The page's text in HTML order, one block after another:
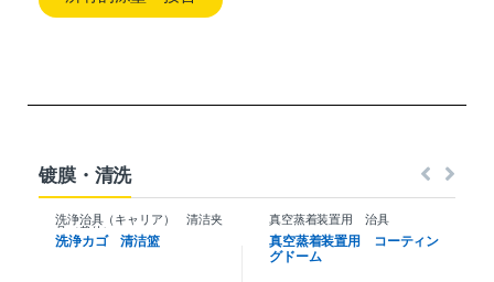
镀膜・清洗
洗浄治具（キャリア） 清洁夹
具（载体）
洗浄カゴ 清洁篮
真空蒸着装置用 治具
真空蒸着装置用 コーティン
グドーム